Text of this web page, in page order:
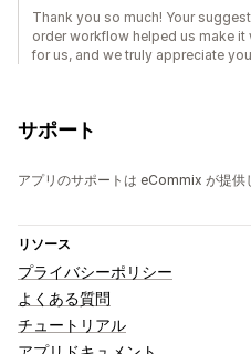
Thank you so much! Your
order workflow helped us make it
for us, and we truly appreciate
サポート
アプリのサポートは eCommix が提供
リソース
プライバシーポリシー
よくある質問
チュートリアル